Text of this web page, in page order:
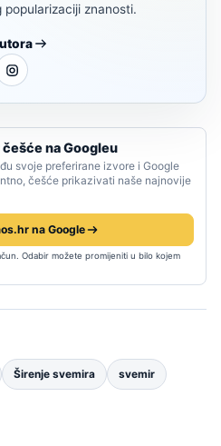
popularizaciji znanosti.
na Googleu
svoje preferirane izvore i Google
češće prikazivati naše najnovije
na Google
Odabir možete promijeniti u bilo kojem
Širenje svemira svemir